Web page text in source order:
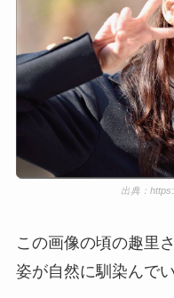
出典：
この画像の頃の趣里
姿が自然に馴染んで